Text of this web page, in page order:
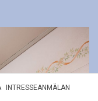
INTRESSEANMÄLAN